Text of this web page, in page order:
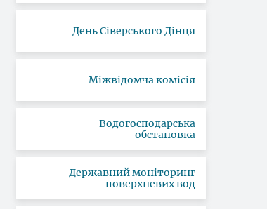
День Сіверського Дінця
Міжвідомча комісія
Водогосподарська
обстановка
Державний моніторинг
поверхневих вод